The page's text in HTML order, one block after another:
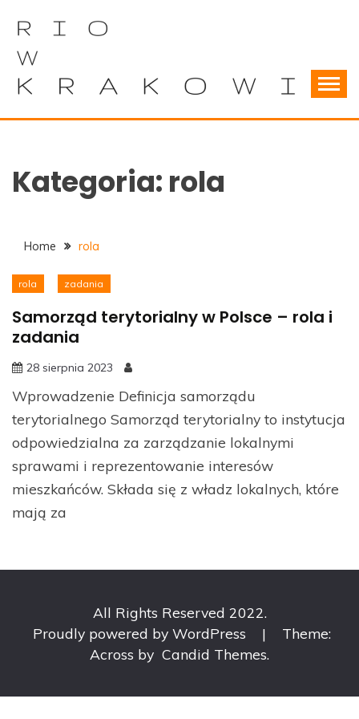
content
RIOWKRAKOWIE
Kategoria: rola
Home rola
rola zadania
Samorząd terytorialny w Polsce – rola i
zadania
28 sierpnia 2023
Wprowadzenie Definicja samorządu
terytorialnego Samorząd terytorialny to instytucja
odpowiedzialna za zarządzanie lokalnymi
sprawami i reprezentowanie interesów
mieszkańców. Składa się z władz lokalnych, które
mają za
All Rights Reserved 2022.
Proudly powered by WordPress
|
Theme:
Across by Candid Themes.